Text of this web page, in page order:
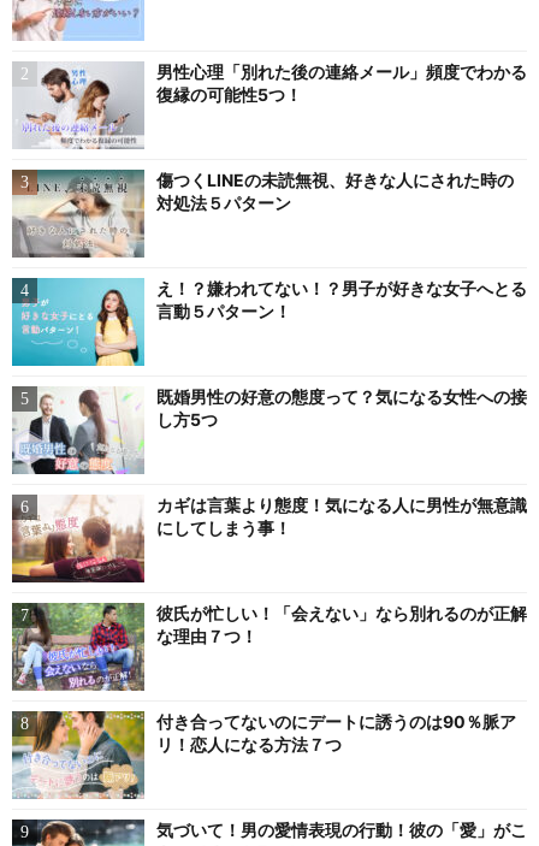
男性心理「別れた後の連絡メール」頻度でわかる
復縁の可能性5つ！
傷つくLINEの未読無視、好きな人にされた時の
対処法５パターン
え！？嫌われてない！？男子が好きな女子へとる
言動５パターン！
既婚男性の好意の態度って？気になる女性への接
し方5つ
カギは言葉より態度！気になる人に男性が無意識
にしてしまう事！
彼氏が忙しい！「会えない」なら別れるのが正解
な理由７つ！
付き合ってないのにデートに誘うのは90％脈ア
リ！恋人になる方法７つ
気づいて！男の愛情表現の行動！彼の「愛」がこ